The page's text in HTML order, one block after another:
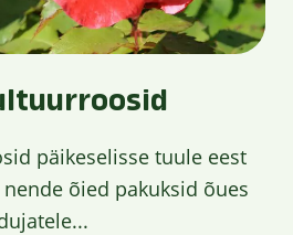
päikeselisse tuule eest
õied pakuksid õues